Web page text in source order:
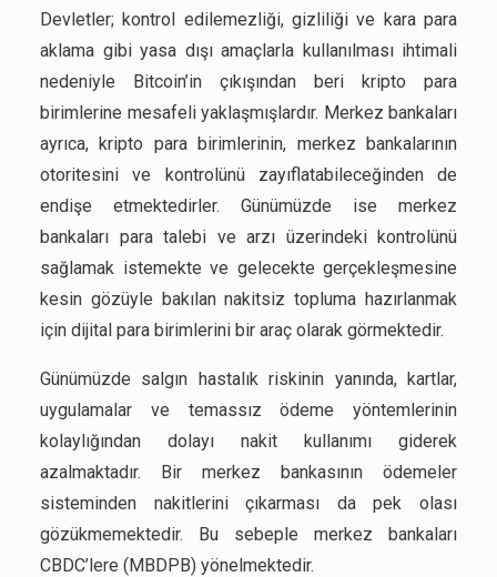
Devletler; kontrol edilemezliği, gizliliği ve kara para
aklama gibi yasa dışı amaçlarla kullanılması ihtimali
nedeniyle Bitcoin’in çıkışından beri kripto para
birimlerine mesafeli yaklaşmışlardır. Merkez bankaları
ayrıca, kripto para birimlerinin, merkez bankalarının
otoritesini ve kontrolünü zayıflatabileceğinden de
endişe etmektedirler. Günümüzde ise merkez
bankaları para talebi ve arzı üzerindeki kontrolünü
sağlamak istemekte ve gelecekte gerçekleşmesine
kesin gözüyle bakılan nakitsiz topluma hazırlanmak
için dijital para birimlerini bir araç olarak görmektedir.
Günümüzde salgın hastalık riskinin yanında, kartlar,
uygulamalar ve temassız ödeme yöntemlerinin
kolaylığından dolayı nakit kullanımı giderek
azalmaktadır. Bir merkez bankasının ödemeler
sisteminden nakitlerini çıkarması da pek olası
gözükmemektedir. Bu sebeple merkez bankaları
CBDC’lere (MBDPB) yönelmektedir.